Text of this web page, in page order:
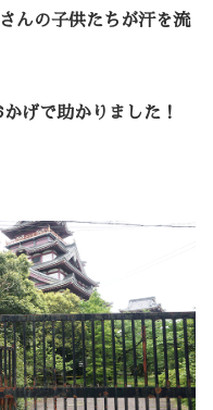
んの子供たちが汗を流
げで助かりました！